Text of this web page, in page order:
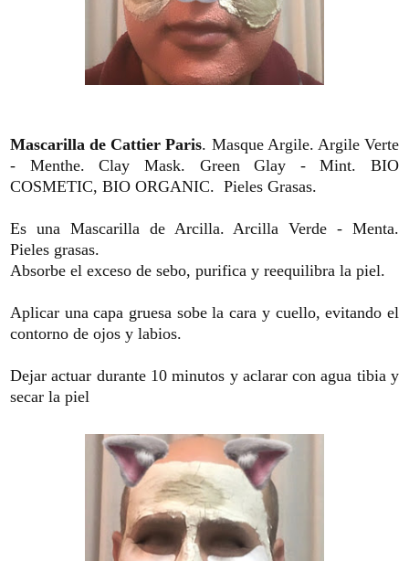
Mascarilla de Cattier Paris. Masque Argile. Argile Verte
- Menthe. Clay Mask. Green Glay - Mint. BIO
COSMETIC, BIO ORGANIC. Pieles Grasas.
Es una Mascarilla de Arcilla. Arcilla Verde - Menta.
Pieles grasas.
Absorbe el exceso de sebo, purifica y reequilibra la piel.
Aplicar una capa gruesa sobe la cara y cuello, evitando el
contorno de ojos y labios.
Dejar actuar durante 10 minutos y aclarar con agua tibia y
secar la piel